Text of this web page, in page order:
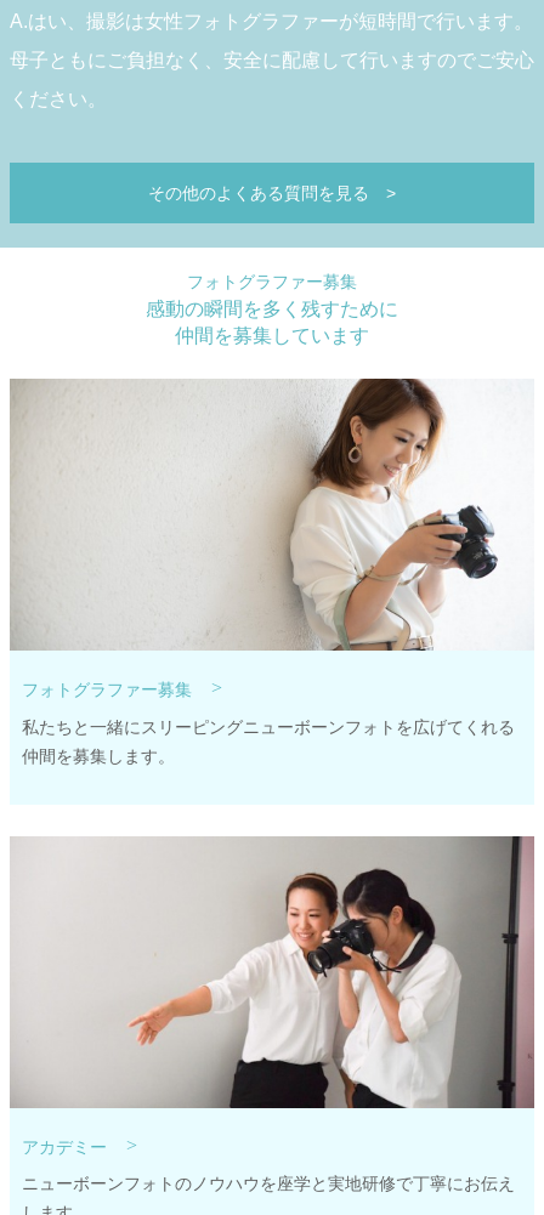
A.はい、撮影は女性フォトグラファーが短時間で行います。
母子ともにご負担なく、安全に配慮して行いますのでご安心
ください。
その他のよくある質問を見る >
フォトグラファー募集
感動の瞬間を多く残すために
仲間を募集しています
フォトグラファー募集 >
私たちと一緒にスリーピングニューボーンフォトを広げてくれる
仲間を募集します。
アカデミー >
ニューボーンフォトのノウハウを座学と実地研修で丁寧にお伝え